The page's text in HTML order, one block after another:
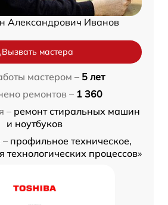
Александрович Иванов
Вызвать мастера
мастером – 5 лет
ремонтов – 1 360
– ремонт стиральных машин
и ноутбуков
– профильное техническое,
технологических процессов»